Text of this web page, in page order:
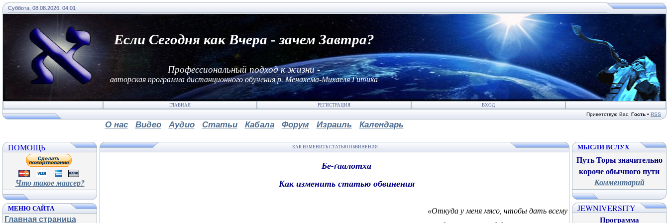
Суббота, 08.08.2026, 04:01
Если Сегодня как Вчера - зачем Завтра?
Профессиональный подход к жизни -
авторская программа дистанционного обучения р. Менахема-Михаеля Гитика
ГЛАВНАЯ РЕГИСТРАЦИЯ ВХОД
Приветствую Вас Гость • RSS
О нас Видео Аудио Статьи Кабала Форум Израиль Календарь
ПОМОЩЬ
Что такое маасер?
МЕНЮ САЙТА
Главная страница
КАК ИЗМЕНИТЬ СТАТЬЮ ОБВИНЕНИЯ
Бе-ґаалотха
Как изменить статью обвинения
«Откуда у меня мясо, чтобы дать всему
МЫСЛИ ВСЛУХ
Путь Торы значительно
короче обычного пути
Комментарий
JEWNIVERSITY
Программа